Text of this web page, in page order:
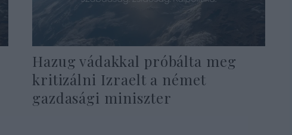
Hazug vádakkal próbálta meg
kritizálni Izraelt a német
gazdasági miniszter